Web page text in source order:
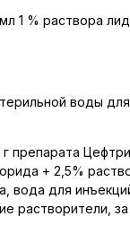
1 % раствора
воды
препарата
+ 2,5%
вода для
растворители,